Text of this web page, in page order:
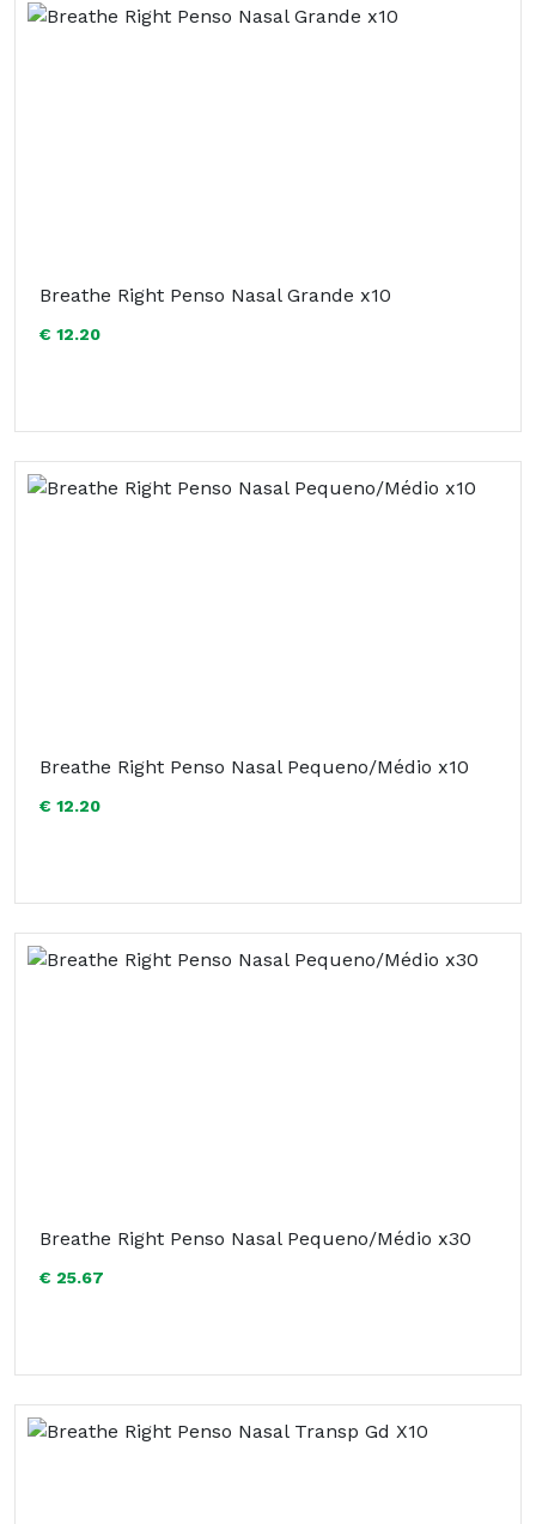
Breathe Right Penso Nasal Grande x10
€ 12.20
Breathe Right Penso Nasal Pequeno/Médio x10
€ 12.20
Breathe Right Penso Nasal Pequeno/Médio x30
€ 25.67